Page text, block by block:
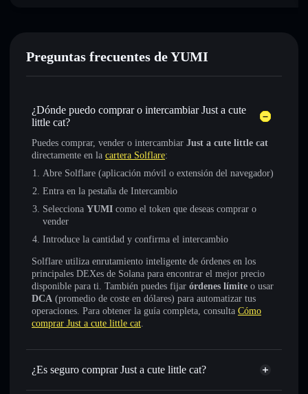
Preguntas frecuentes de YUMI
¿Dónde puedo comprar o intercambiar Just a cute
little cat?
Puedes comprar, vender o intercambiar Just a cute little cat
directamente en la cartera Solflare:
Abre Solflare (aplicación móvil o extensión del navegador)
Entra en la pestaña de Intercambio
Selecciona YUMI como el token que deseas comprar o
vender
Introduce la cantidad y confirma el intercambio
Solflare utiliza enrutamiento inteligente de órdenes en los
principales DEXes de Solana para encontrar el mejor precio
disponible para ti. También puedes fijar órdenes límite o usar
DCA (promedio de coste en dólares) para automatizar tus
operaciones. Para obtener la guía completa, consulta Cómo
comprar Just a cute little cat.
¿Es seguro comprar Just a cute little cat?
Just a cute little cat no está verificado